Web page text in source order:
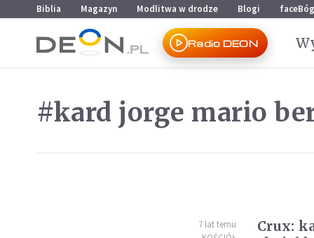
Przejdź do menu głównego
Przejdź do treści
Biblia Magazyn Modlitwa w drodze Blogi faceBóg
Radio DEON
#kard jorge mario
7 lat temu
Crux: